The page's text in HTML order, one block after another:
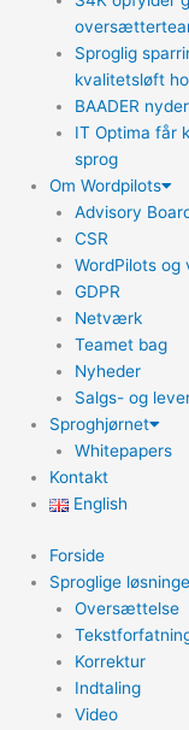
Sproglig
kvalitetsløft
BAADER
IT Optima får
sprog
Om Wordpilots
Advisory
CSR
WordPilots og
GDPR
Netværk
Teamet bag
Nyheder
Salgs- og
Sproghjørnet
Whitepapers
Kontakt
English
Forside
Sproglige
Oversættelse
Korrektur
Indtaling
Video